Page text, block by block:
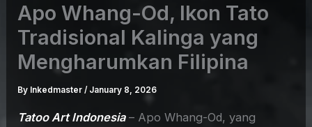
Apo Whang-Od, Ikon Tato
Tradisional Kalinga yang
Mengharumkan Filipina
By Inkedmaster/ January 8, 2026
Tatoo Art Indonesia– Apo Whang-Od, yang